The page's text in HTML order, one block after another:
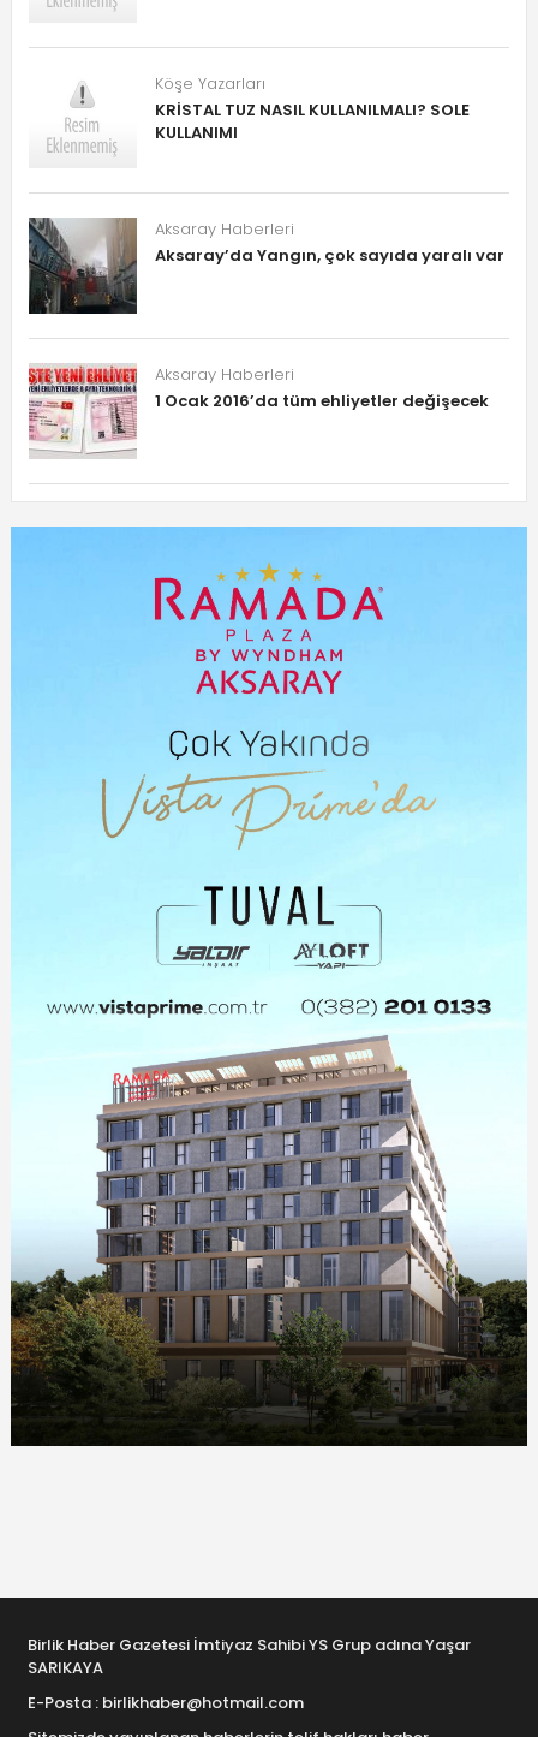
Köşe Yazarları
KRİSTAL TUZ NASIL KULLANILMALI? SOLE
KULLANIMI
Aksaray Haberleri
Aksaray’da Yangın, çok sayıda yaralı var
Aksaray Haberleri
1 Ocak 2016’da tüm ehliyetler değişecek
Birlik Haber Gazetesi İmtiyaz Sahibi YS Grup adına Yaşar
SARIKAYA
E-Posta : birlikhaber@hotmail.com